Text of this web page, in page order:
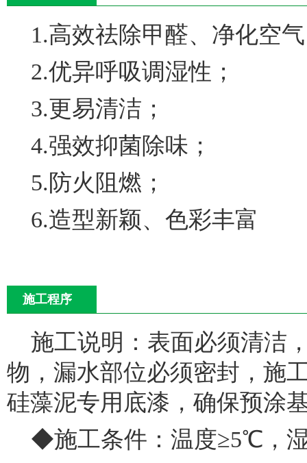
1.高效祛除甲醛、净化空
2.优异呼吸调湿性；
3.更易清洁；
4.强效抑菌除味；
5.防火阻燃；
6.造型新颖、色彩丰富
施工程序
施工说明：表面必须清洁
物，漏水部位必须密封，施
硅藻泥专用底漆，确保预涂
◆施工条件：温度≥5℃，